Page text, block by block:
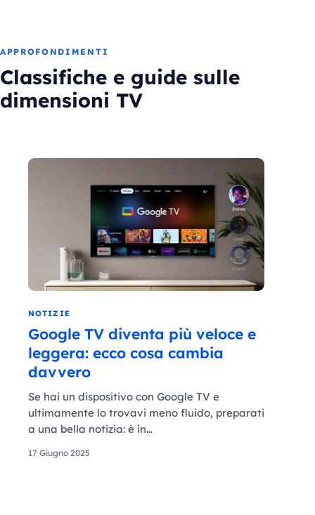
APPROFONDIMENTI
Classifiche e guide sulle
dimensioni TV
NOTIZIE
Google TV diventa più veloce e
leggera: ecco cosa cambia
davvero
Se hai un dispositivo con Google TV e
ultimamente lo trovavi meno fluido, preparati
a una bella notizia: è in…
17 Giugno 2025